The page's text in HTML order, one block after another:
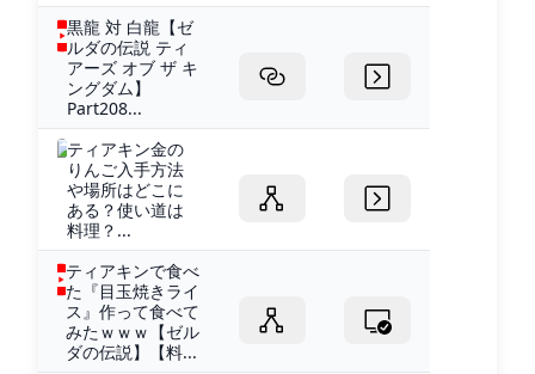
黒龍 対 白龍【ゼ
ルダの伝説 ティ
アーズ オブ ザ キ
ングダム】
Part208...
ティアキン金の
りんご入手方法
や場所はどこに
ある？使い道は
料理？...
ティアキンで食べ
た『目玉焼きライ
ス』作って食べて
みたｗｗｗ【ゼル
ダの伝説】【料...